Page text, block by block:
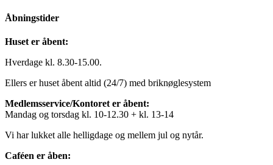
Åbningstider
Huset er åbent:
Hverdage kl. 8.30-15.00.
Ellers er huset åbent altid (24/7) med briknøglesystem
Medlemsservice/Kontoret er åbent:
Mandag og torsdag kl. 10-12.30 + kl. 13-14
Vi har lukket alle helligdage og mellem jul og nytår.
Caféen er åben: